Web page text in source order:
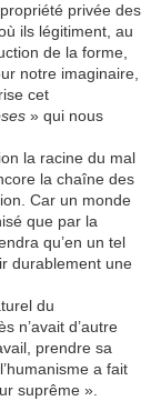
privée des
ils légitiment, au
de la forme,
notre imaginaire,
cet
» qui nous
la racine du mal
la chaîne des
Car un monde
que par la
qu’en un tel
durablement une
du
n’avait d’autre
prendre sa
a fait
suprême ».